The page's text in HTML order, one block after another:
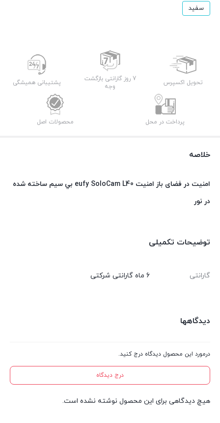
سفید
تحویل اکسپرس
7 روز گارانتی بازگشت
وجه
پشتیبانی همیشگی
پرداخت در محل محصولات اصل
خلاصه
امنیت در فضای باز امنیت eufy SoloCam L40 بي سيم ساخته شده
در نور
توضیحات تکمیلی
گارانتی 6 ماه گارانتی شرکتی
دیدگاهها
درمورد این محصول دیدگاه درج کنید.
درج دیدگاه
هیچ دیدگاهی برای این محصول نوشته نشده است.